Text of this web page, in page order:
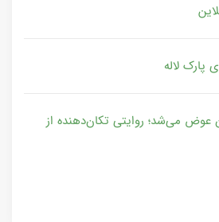
پارک لاله
عوض می‌شد؛ روایتی تکان‌دهنده از